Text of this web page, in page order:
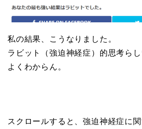
私の結果、こうなりました。
ラビット（強迫神経症）的思考らし
よくわからん。
スクロールすると、強迫神経症に